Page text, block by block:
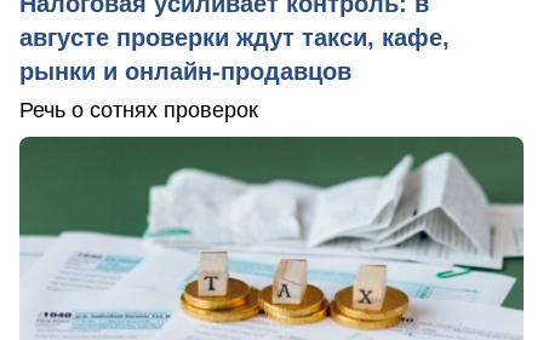
августе проверки ждут такси, кафе,
рынки и онлайн-продавцов
Речь о сотнях проверок